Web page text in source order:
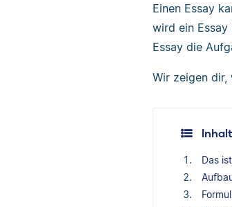
Einen Essay
wird ein
Essay die
Wir zeigen dir,
Das